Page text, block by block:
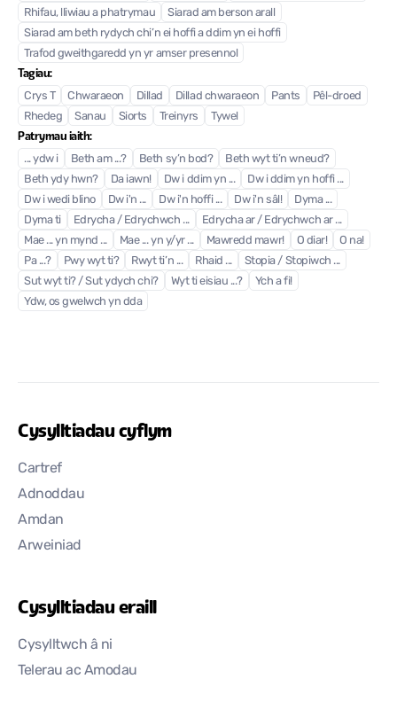
Rhifau, lliwiau a phatrymau
Siarad am berson arall
Siarad am beth rydych chi’n ei hoffi a ddim yn ei hoffi
Trafod gweithgaredd yn yr amser presennol
Tagiau:
Crys T Chwaraeon Dillad Dillad chwaraeon Pants
Pêl-droed
Rhedeg
Sanau Siorts Treinyrs Tywel
Patrymau iaith:
... ydw i Beth am ...? Beth sy’n bod?
Beth wyt ti’n wneud?
Beth ydy hwn?
Da iawn! Dw i ddim yn ...
Dw i ddim yn hoffi ...
Dw i wedi blino
Dw i'n ... Dw i'n hoffi ... Dw i'n sâl!
Dyma ...
Dyma ti
Edrycha / Edrychwch ...
Edrycha ar / Edrychwch ar ...
Mae ... yn mynd ...
Mae ... yn y/yr ... Mawredd mawr! O diar!
O na!
Pa ...?
Pwy wyt ti? Rwyt ti’n ... Rhaid ...
Stopia / Stopiwch ...
Sut wyt ti? / Sut ydych chi?
Wyt ti eisiau ...?
Ych a fi!
Ydw, os gwelwch yn dda
Cysylltiadau cyflym
Cartref
Adnoddau
Amdan
Arweiniad
Cysylltiadau eraill
Cysylltwch â ni
Telerau ac Amodau